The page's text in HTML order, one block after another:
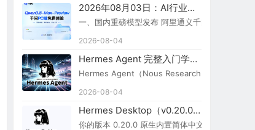
2026年08月03日：AI行业新闻简报
一、国内重磅模型发布 阿里通义千问
2026-08-04
Hermes Agent 完整入门学习路线图
Hermes Agent（Nous Research）：开源自进
2026-08-04
Hermes Desktop（v0.20.0）切换简体中文步骤
你的版本 0.20.0 原生内置简体中文，无需额外